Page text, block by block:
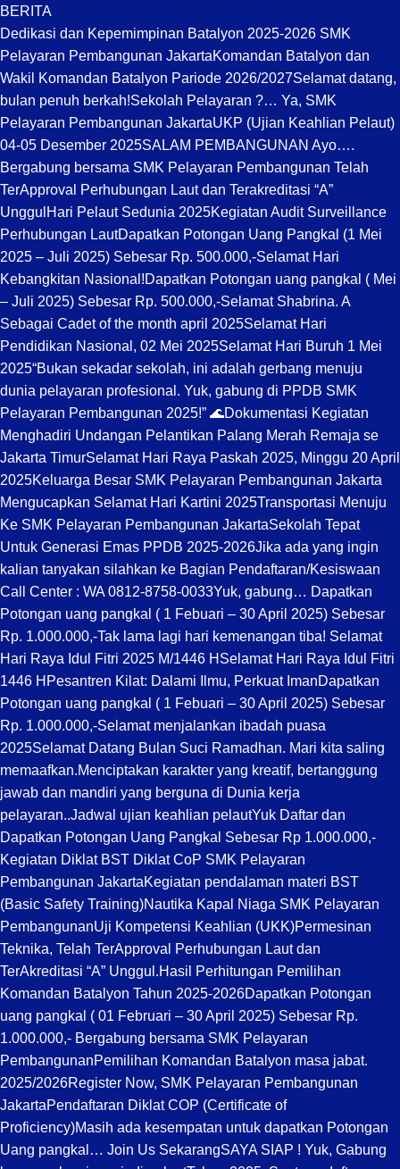
BERITA
Dedikasi dan Kepemimpinan Batalyon 2025-2026 SMK
Pelayaran Pembangunan JakartaKomandan Batalyon dan
Wakil Komandan Batalyon Pariode 2026/2027Selamat datang,
bulan penuh berkah!Sekolah Pelayaran ?… Ya, SMK
Pelayaran Pembangunan JakartaUKP (Ujian Keahlian Pelaut)
04-05 Desember 2025SALAM PEMBANGUNAN Ayo….
Bergabung bersama SMK Pelayaran Pembangunan Telah
TerApproval Perhubungan Laut dan Terakreditasi “A”
Unggul Hari Pelaut Sedunia 2025Kegiatan Audit Surveillance
Perhubungan LautDapatkan Potongan Uang Pangkal (1 Mei
2025 – Juli 2025) Sebesar Rp. 500.000,-Selamat Hari
Kebangkitan Nasional!Dapatkan Potongan uang pangkal ( Mei
– Juli 2025) Sebesar Rp. 500.000,-Selamat Shabrina. A
Sebagai Cadet of the month april 2025Selamat Hari
Pendidikan Nasional, 02 Mei 2025Selamat Hari Buruh 1 Mei
2025“Bukan sekadar sekolah, ini adalah gerbang menuju
dunia pelayaran profesional. Yuk, gabung di PPDB SMK
Pelayaran Pembangunan 2025!” 🌊Dokumentasi Kegiatan
Menghadiri Undangan Pelantikan Palang Merah Remaja se
Jakarta TimurSelamat Hari Raya Paskah 2025, Minggu 20 April
2025Keluarga Besar SMK Pelayaran Pembangunan Jakarta
Mengucapkan Selamat Hari Kartini 2025Transportasi Menuju
Ke SMK Pelayaran Pembangunan JakartaSekolah Tepat
Untuk Generasi Emas PPDB 2025-2026Jika ada yang ingin
kalian tanyakan silahkan ke Bagian Pendaftaran/Kesiswaan
Call Center : WA 0812-8758-0033Yuk, gabung… Dapatkan
Potongan uang pangkal ( 1 Febuari – 30 April 2025) Sebesar
Rp. 1.000.000,-Tak lama lagi hari kemenangan tiba! Selamat
Hari Raya Idul Fitri 2025 M/1446 H Selamat Hari Raya Idul Fitri
1446 H Pesantren Kilat: Dalami Ilmu, Perkuat ImanDapatkan
Potongan uang pangkal ( 1 Febuari – 30 April 2025) Sebesar
Rp. 1.000.000,-Selamat menjalankan ibadah puasa
2025Selamat Datang Bulan Suci Ramadhan. Mari kita saling
memaafkan.Menciptakan karakter yang kreatif, bertanggung
jawab dan mandiri yang berguna di Dunia kerja
pelayaran..Jadwal ujian keahlian pelautYuk Daftar dan
Dapatkan Potongan Uang Pangkal Sebesar Rp 1.000.000,-
Kegiatan Diklat BST Diklat CoP SMK Pelayaran
Pembangunan JakartaKegiatan pendalaman materi BST
(Basic Safety Training)Nautika Kapal Niaga SMK Pelayaran
PembangunanUji Kompetensi Keahlian (UKK)Permesinan
Teknika, Telah TerApproval Perhubungan Laut dan
TerAkreditasi “A” Unggul.Hasil Perhitungan Pemilihan
Komandan Batalyon Tahun 2025-2026Dapatkan Potongan
uang pangkal ( 01 Februari – 30 April 2025) Sebesar Rp.
1.000.000,- Bergabung bersama SMK Pelayaran
PembangunanPemilihan Komandan Batalyon masa jabat.
2025/2026Register Now, SMK Pelayaran Pembangunan
JakartaPendaftaran Diklat COP (Certificate of
Proficiency)Masih ada kesempatan untuk dapatkan Potongan
Uang pangkal… Join Us SekarangSAYA SIAP ! Yuk, Gabung